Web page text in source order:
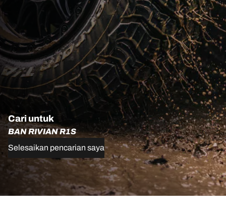
Cari untuk
BAN RIVIAN R1S
Selesaikan pencarian saya